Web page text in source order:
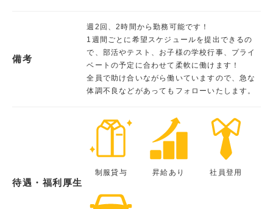
備考
週2回、2時間から勤務可能です！
1週間ごとに希望スケジュールを提出できるの
で、部活やテスト、お子様の学校行事、プライ
ベートの予定に合わせて柔軟に働けます！
全員で助け合いながら働いていますので、急な
体調不良などがあってもフォローいたします。
待遇・福利厚生
制服貸与 昇給あり 社員登用